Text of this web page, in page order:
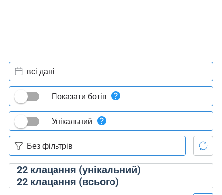
22клацання (унікальний)
22клацання (всього)
всі дані
Показати ботів
Унікальний